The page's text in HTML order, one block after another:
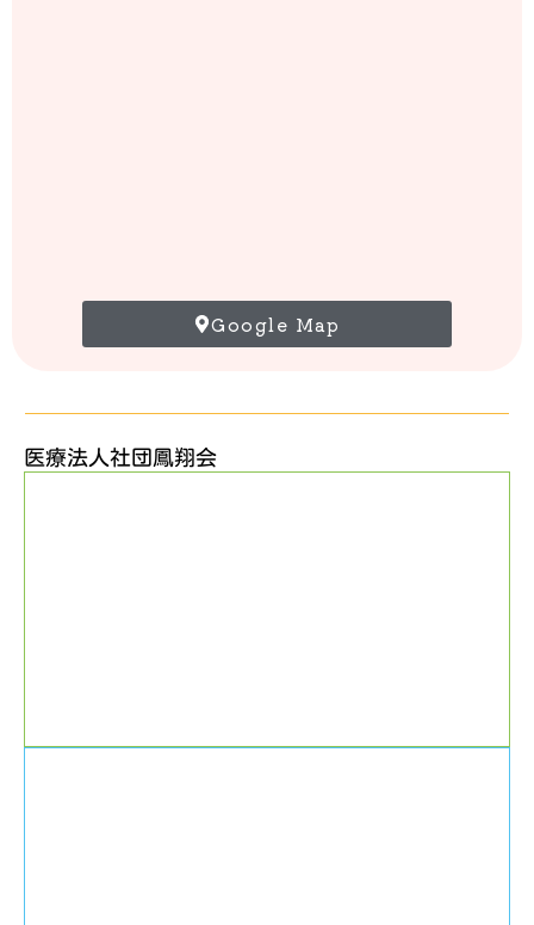
Google Map
医療法人社団鳳翔会